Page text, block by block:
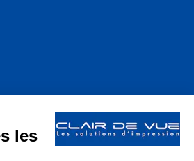
Navigation :